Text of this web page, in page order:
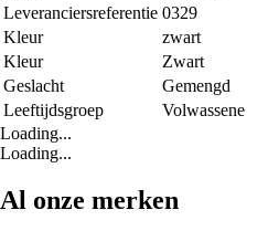
Leveranciersreferentie 0329
Kleur
zwart
Kleur
Zwart
Geslacht
Gemengd
Leeftijdsgroep
Volwassene
Loading...
Loading...
Al onze merken